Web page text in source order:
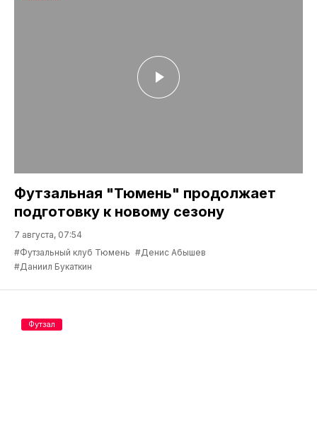
Футзальная "Тюмень" продолжает
подготовку к новому сезону
7 августа, 07:54
#Футзальный клуб Тюмень #Денис Абышев
#Даниил Букаткин
Футзал